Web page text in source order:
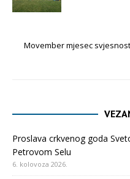
Movember mjesec
Proslava crkvenog goda
Petrovom Selu
6. kolovoza 2026.